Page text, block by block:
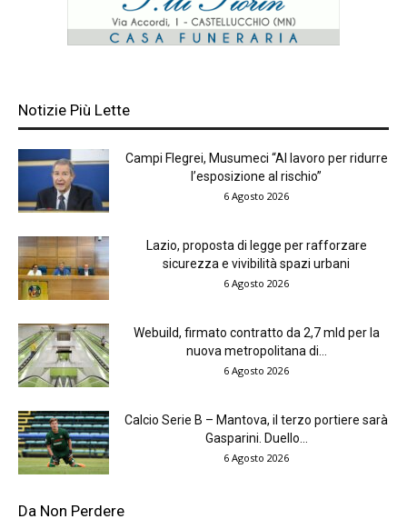
Notizie Più Lette
Campi Flegrei, Musumeci “Al lavoro per ridurre
l’esposizione al rischio”
6 Agosto 2026
Lazio, proposta di legge per rafforzare
sicurezza e vivibilità spazi urbani
6 Agosto 2026
Webuild, firmato contratto da 2,7 mld per la
nuova metropolitana di...
6 Agosto 2026
Calcio Serie B – Mantova, il terzo portiere sarà
Gasparini. Duello...
6 Agosto 2026
Da Non Perdere